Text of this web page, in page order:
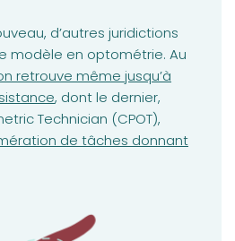
d’autres juridictions
modèle en optométrie. Au
in a new tab)
retrouve même jusqu’à
, dont le dernier,
Technician (CPOT),
in a new tab)
de tâches donnant